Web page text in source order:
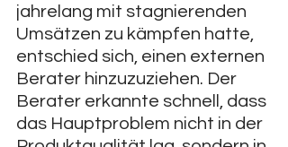
jahrelang mit stagnierenden
Umsätzen zu kämpfen hatte,
entschied sich, einen externen
Berater hinzuzuziehen. Der
Berater erkannte schnell, dass
das Hauptproblem nicht in der